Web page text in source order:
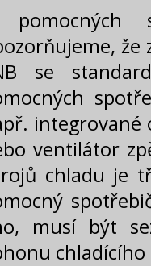
pomocných
že
se
integrované
ventilátor
chladu je
musí být